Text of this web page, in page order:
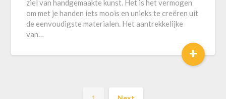
ziel van handgemaakte kunst. Het is het vermogen
om met je handen iets moois en unieks te creëren uit
de eenvoudigste materialen. Het aantrekkelijke
van…
+